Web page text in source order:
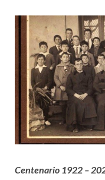
Centenario 1922 –